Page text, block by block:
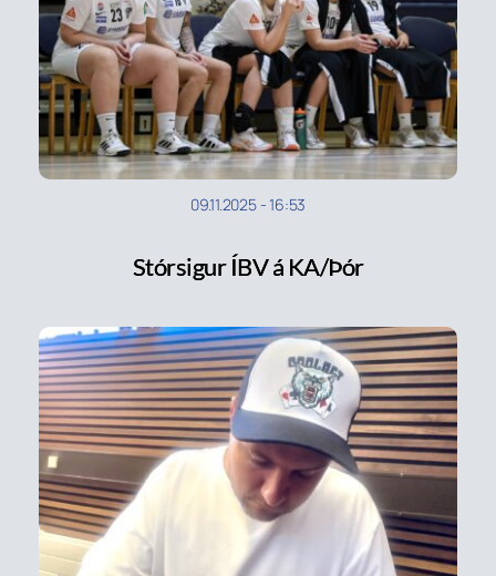
09.11.2025-16:53
Stórsigur ÍBV á KA/Þór